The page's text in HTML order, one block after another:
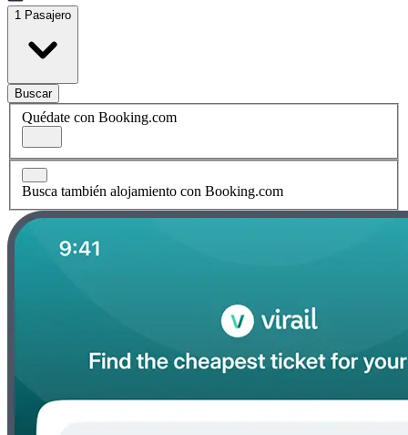
1 Pasajero
Buscar
Quédate con Booking.com
Busca también alojamiento con Booking.com